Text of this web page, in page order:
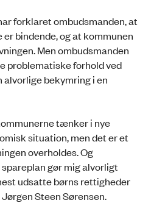
forklaret ombudsmanden, at
bindende, og at kommunen
Men ombudsmanden
problematiske forhold ved
alvorlige bekymring i en
tænker i nye
situation, men det er et
overholdes. Og
gør mig alvorligt
udsatte børns rettigheder
Steen Sørensen.